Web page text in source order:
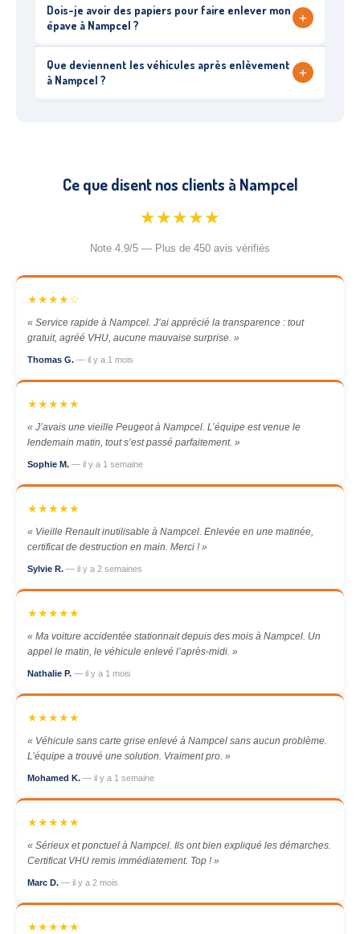
Dois-je avoir des papiers pour faire enlever mon
épave à Nampcel ?
+
Que deviennent les véhicules après enlèvement
à Nampcel ?
+
Ce que disent nos clients à Nampcel
★★★★★
Note 4.9/5 — Plus de 450 avis vérifiés
★★★★☆
« Service rapide à Nampcel. J’ai apprécié la transparence : tout
gratuit, agréé VHU, aucune mauvaise surprise. »
Thomas G. — il y a 1 mois
★★★★★
« J’avais une vieille Peugeot à Nampcel. L’équipe est venue le
lendemain matin, tout s’est passé parfaitement. »
Sophie M. — il y a 1 semaine
★★★★★
« Vieille Renault inutilisable à Nampcel. Enlevée en une matinée,
certificat de destruction en main. Merci ! »
Sylvie R. — il y a 2 semaines
★★★★★
« Ma voiture accidentée stationnait depuis des mois à Nampcel. Un
appel le matin, le véhicule enlevé l’après-midi. »
Nathalie P. — il y a 1 mois
★★★★★
« Véhicule sans carte grise enlevé à Nampcel sans aucun problème.
L’équipe a trouvé une solution. Vraiment pro. »
Mohamed K. — il y a 1 semaine
★★★★★
« Sérieux et ponctuel à Nampcel. Ils ont bien expliqué les démarches.
Certificat VHU remis immédiatement. Top ! »
Marc D. — il y a 2 mois
★★★★★